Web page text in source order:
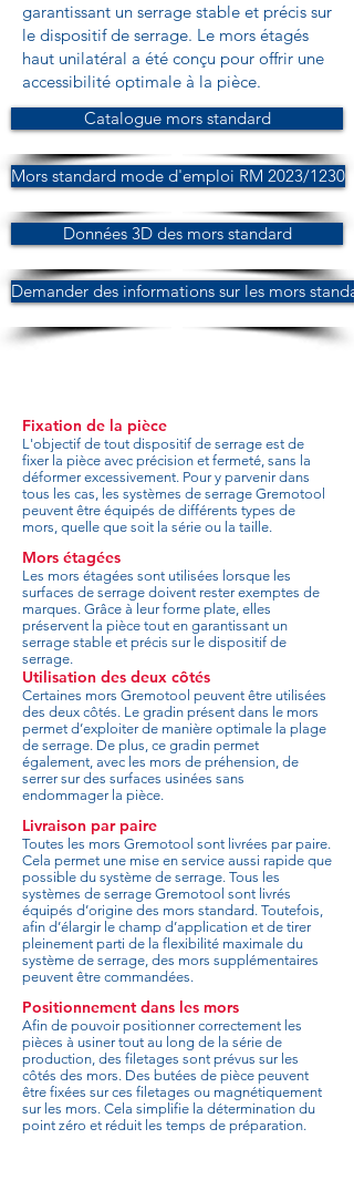
garantissant un serrage stable et précis sur
le dispositif de serrage. Le mors étagés
haut unilatéral a été conçu pour offrir une
accessibilité optimale à la pièce.
Catalogue mors standard
Mors standard mode d'emploi RM 2023/1230
Données 3D des mors standard
Demander des informations sur les mors
Fixation de la pièce
L'objectif de tout dispositif de serrage est de
fixer la pièce avec précision et fermeté, sans la
déformer excessivement. Pour y parvenir dans
tous les cas, les systèmes de serrage Gremotool
peuvent être équipés de différents types de
mors, quelle que soit la série ou la taille.
Mors étagées
Les mors étagées sont utilisées lorsque les
surfaces de serrage doivent rester exemptes de
marques. Grâce à leur forme plate, elles
préservent la pièce tout en garantissant un
serrage stable et précis sur le dispositif de
serrage.
Utilisation des deux côtés
Certaines mors Gremotool peuvent être utilisées
des deux côtés. Le gradin présent dans le mors
permet d’exploiter de manière optimale la plage
de serrage. De plus, ce gradin permet
également, avec les mors de préhension, de
serrer sur des surfaces usinées sans
endommager la pièce.
Livraison par paire
Toutes les mors Gremotool sont livrées par paire.
Cela permet une mise en service aussi rapide que
possible du système de serrage. Tous les
systèmes de serrage Gremotool sont livrés
équipés d’origine des mors standard. Toutefois,
afin d’élargir le champ d’application et de tirer
pleinement parti de la flexibilité maximale du
système de serrage, des mors supplémentaires
peuvent être commandées.
Positionnement dans les mors
Afin de pouvoir positionner correctement les
pièces à usiner tout au long de la série de
production, des filetages sont prévus sur les
côtés des mors. Des butées de pièce peuvent
être fixées sur ces filetages ou magnétiquement
sur les mors. Cela simplifie la détermination du
point zéro et réduit les temps de préparation.